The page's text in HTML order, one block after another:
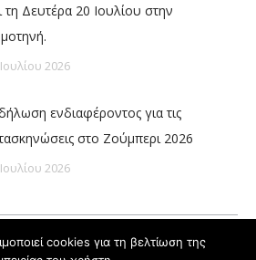
τη Δευτέρα 20 Ιουλίου στην
2026
ενδιαφέροντος για τις
στο Ζούμπερι 2026
2026
cookies για τη βελτίωση της